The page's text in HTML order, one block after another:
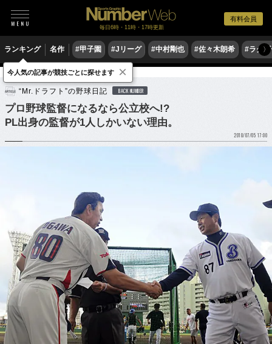
有料会員
毎日6時・11時・17時更新
ランキング 名作 #甲子園 #Jリーグ #中村剛也 #佐々木朗希 #ラグ〉
野球 高校野球 ドラフト会議
“Mr.ドラフト”の野球日記 BACK NUMBER
プロ野球監督になるなら公立校へ!?
PL出身の監督が1人しかいない理由。
2018/07/05 17:00
今人気の記事が競技ごとに探せます ×